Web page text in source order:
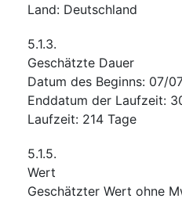
Land: Deutschland
5.1.3.
Geschätzte Dauer
Datum des Beginns: 07/
Enddatum der Laufzeit:
Laufzeit: 214 Tage
5.1.5.
Wert
Geschätzter Wert ohne